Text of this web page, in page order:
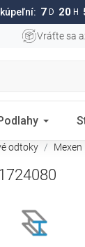
kúpeľní: 7 D 20 H
Vráťte sa
odtoky